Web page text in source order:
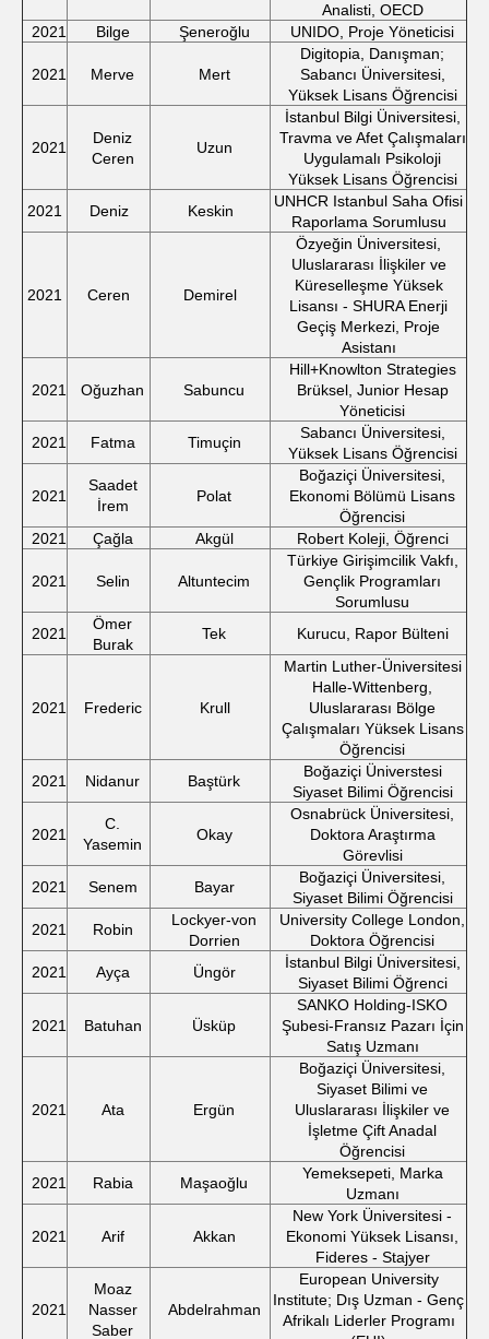
Analisti, OECD
2021
Bilge Şeneroğlu UNIDO, Proje Yöneticisi
2021 Merve Mert
Digitopia, Danışman;
Sabancı Üniversitesi,
Yüksek Lisans Öğrencisi
2021
Deniz
Ceren
Uzun
İstanbul Bilgi Üniversitesi,
Travma ve Afet Çalışmaları
Uygulamalı Psikoloji
Yüksek Lisans Öğrencisi
2021
Deniz Keskin
UNHCR Istanbul Saha Ofisi
Raporlama Sorumlusu
2021 Ceren Demirel
Özyeğin Üniversitesi,
Uluslararası İlişkiler ve
Küreselleşme Yüksek
Lisansı - SHURA Enerji
Geçiş Merkezi, Proje
Asistanı
2021 Oğuzhan Sabuncu
Hill+Knowlton Strategies
Brüksel, Junior Hesap
Yöneticisi
2021
Fatma Timuçin
Sabancı Üniversitesi,
Yüksek Lisans Öğrencisi
2021
Saadet
İrem
Polat
Boğaziçi Üniversitesi,
Ekonomi Bölümü Lisans
Öğrencisi
2021
Çağla Akgül Robert Koleji, Öğrenci
2021 Selin Altuntecim
Türkiye Girişimcilik Vakfı,
Gençlik Programları
Sorumlusu
2021
Ömer
Burak
Tek Kurucu, Rapor Bülteni
2021 Frederic Krull
Martin Luther-Üniversitesi
Halle-Wittenberg,
Uluslararası Bölge
Çalışmaları Yüksek Lisans
Öğrencisi
2021
Nidanur Baştürk
Boğaziçi Üniverstesi
Siyaset Bilimi Öğrencisi
2021
C.
Yasemin
Okay
Osnabrück Üniversitesi,
Doktora Araştırma
Görevlisi
2021
Senem Bayar
Boğaziçi Üniversitesi,
Siyaset Bilimi Öğrencisi
2021
Robin
Lockyer-von
Dorrien
University College London,
Doktora Öğrencisi
2021
Ayça Üngör
İstanbul Bilgi Üniversitesi,
Siyaset Bilimi Öğrenci
2021 Batuhan Üsküp
SANKO Holding-ISKO
Şubesi-Fransız Pazarı İçin
Satış Uzmanı
2021 Ata Ergün
Boğaziçi Üniversitesi,
Siyaset Bilimi ve
Uluslararası İlişkiler ve
İşletme Çift Anadal
Öğrencisi
2021
Rabia Maşaoğlu
Yemeksepeti, Marka
Uzmanı
2021 Arif Akkan
New York Üniversitesi -
Ekonomi Yüksek Lisansı,
Fideres - Stajyer
2021
Moaz
Nasser
Saber
Abdelrahman
European University
Institute; Dış Uzman - Genç
Afrikalı Liderler Programı